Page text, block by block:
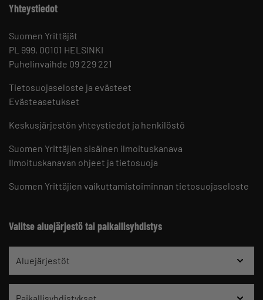
Yhteystiedot
Suomen Yrittäjät
PL 999, 00101 HELSINKI
Puhelinvaihde 09 229 221
Tietosuojaseloste ja evästeet
Evästeasetukset
Keskusjärjestön yhteystiedot ja henkilöstö
Suomen Yrittäjien sisäinen ilmoituskanava
Ilmoituskanavan ohjeet ja tietosuoja
Suomen Yrittäjien vaikuttamistoiminnan tietosuojaseloste
Valitse aluejärjestö tai paikallisyhdistys
Aluejärjestöt